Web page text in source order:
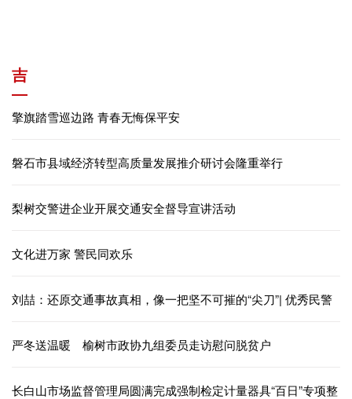
吉
擎旗踏雪巡边路 青春无悔保平安
磐石市县域经济转型高质量发展推介研讨会隆重举行
梨树交警进企业开展交通安全督导宣讲活动
文化进万家 警民同欢乐
刘喆：还原交通事故真相，像一把坚不可摧的“尖刀”| 优秀民警
严冬送温暖 榆树市政协九组委员走访慰问脱贫户
长白山市场监督管理局圆满完成强制检定计量器具“百日”专项整